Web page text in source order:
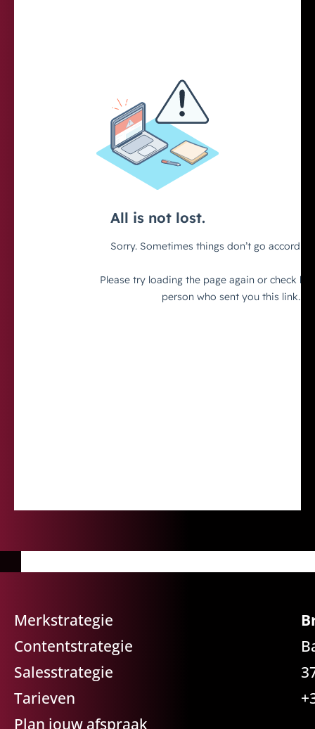
Merkstrategie
Contentstrategie
Salesstrategie
Tarieven
Plan jouw afspraak